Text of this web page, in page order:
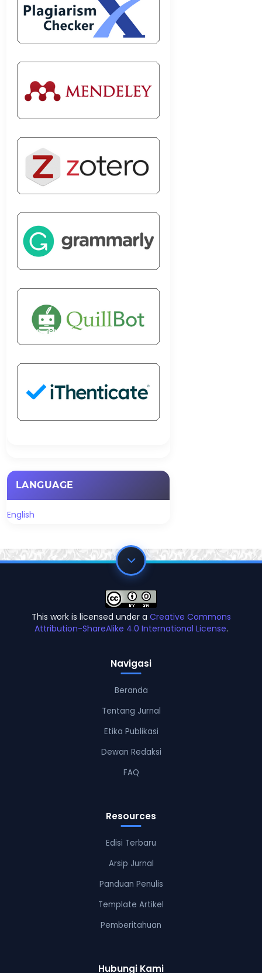
LANGUAGE
English
This work is licensed under a Creative Commons
Attribution-ShareAlike 4.0 International License.
Navigasi
Beranda
Tentang Jurnal
Etika Publikasi
Dewan Redaksi
FAQ
Resources
Edisi Terbaru
Arsip Jurnal
Panduan Penulis
Template Artikel
Pemberitahuan
Hubungi Kami